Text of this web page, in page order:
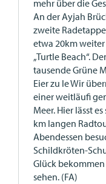
mehr über die
An der Ayjah
zweite
etwa 20km
„Turtle Beach“.
tausende Grüne
Eier zu le Wir
einer weitläufi
Meer. Hier lässt
km langen
Abendessen
Schildkröten-
Glück
sehen. (FA)